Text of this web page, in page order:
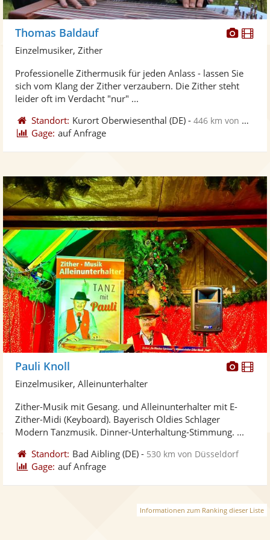
Fotos
Thomas Baldauf
Einzelmusiker, Zither
Professionelle Zithermusik für jeden Anlass - lassen Sie
sich vom Klang der Zither verzaubern. Die Zither steht
leider oft im Verdacht "nur" ...
Standort: Kurort Oberwiesenthal (DE) -446 km von Düsseldorf
Gage: auf Anfrage
Pauli Knoll
Einzelmusiker, Alleinunterhalter
Zither-Musik mit Gesang. und Alleinunterhalter mit E-
Zither-Midi (Keyboard). Bayerisch Oldies Schlager
Modern Tanzmusik. Dinner-Unterhaltung-Stimmung. ...
Standort: Bad Aibling (DE) - 530 km von Düsseldorf
Gage: auf Anfrage
Informationen zum Ranking dieser Liste